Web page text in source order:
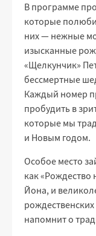
В программе
которые
них — нежные
изысканные
«Щелкунчик»
бессмертные
Каждый номер
пробудить в
которые мы
и Новым годом.
Особое место
как
Йона, и
напомнит о